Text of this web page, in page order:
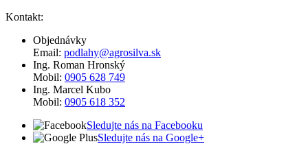
Kontakt:
Objednávky
Email: podlahy@agrosilva.sk
Ing. Roman Hronský
Mobil: 0905 628 749
Ing. Marcel Kubo
Mobil: 0905 618 352
Sledujte nás na Facebooku
Sledujte nás na Google+